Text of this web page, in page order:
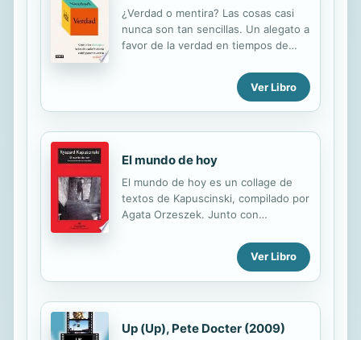
¿Verdad o mentira? Las cosas casi
nunca son tan sencillas. Un alegato a
favor de la verdad en tiempos de
acerca de casi todo. Comer carne es
nutritivo, pero también perjudicial
para el medioambiente. Internet
cuando nos comunicamos
que son más favorables a lo que nos
interesa defender. Podemos elegir
verdades de manera constructiva
animar a las nuevas generaciones y
fomentar cambios positivos. O
Ver Libro
El mundo de hoy
El mundo de hoy es un collage de
textos de Kapuscinski, compilado por
Agata Orzeszek. Junto con
traducción española, entre ellos un
volumen de poesía), incorpora una
selección de ensayos, conferencias
atrás (sin ira)- ofrece un "viaje
Ver Libro
Up (Up), Pete Docter (2009)